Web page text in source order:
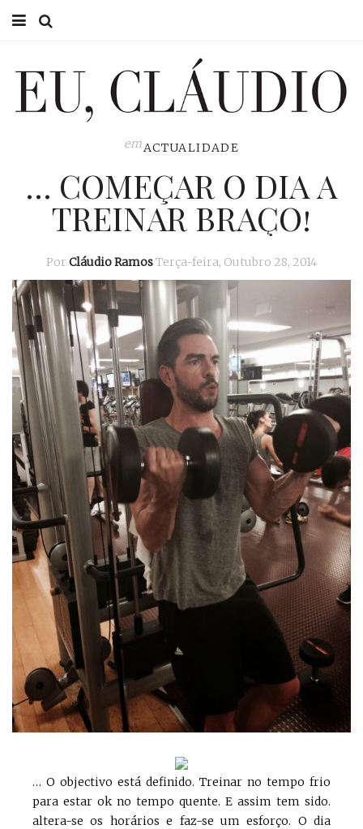
EU CLÁUDIO
EU NA TV
EU, PAI
emACTUALIDADE
… COMEÇAR O DIA A
TREINAR BRAÇO!
Por Cláudio RamosTerça-feira, Outubro 28, 2014
… O objectivo está definido. Treinar no tempo frio
para estar ok no tempo quente. E assim tem sido.
altera-se os horários e faz-se um esforço. O dia